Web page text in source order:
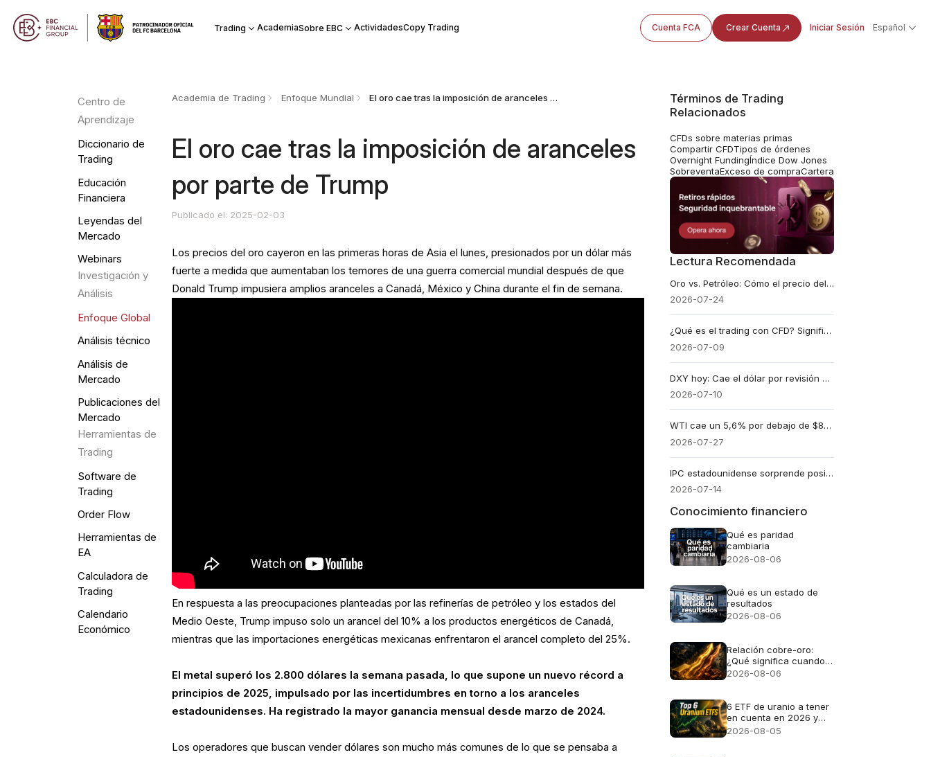
Trading AcademiaSobre EBC ActividadesCopy Trading Cuenta FCA Crear Cuenta Iniciar Sesión Español
Centro de
Aprendizaje
Diccionario de
Trading
Educación
Financiera
Leyendas del
Mercado
Webinars
Investigación y
Análisis
Enfoque Global
Análisis técnico
Análisis de
Mercado
Publicaciones del
Mercado
Herramientas de
Trading
Software de
Trading
Order Flow
Herramientas de
EA
Calculadora de
Trading
Calendario
Económico
Academia de Trading Enfoque Mundial El oro cae tras la imposición de aranceles por parte de Trump
El oro cae tras la imposición de aranceles
por parte de Trump
Publicado el: 2025-02-03
Los precios del oro cayeron en las primeras horas de Asia el lunes, presionados por un dólar más
fuerte a medida que aumentaban los temores de una guerra comercial mundial después de que
Donald Trump impusiera amplios aranceles a Canadá, México y China durante el fin de semana.
En respuesta a las preocupaciones planteadas por las refinerías de petróleo y los estados del
Medio Oeste, Trump impuso solo un arancel del 10% a los productos energéticos de Canadá,
mientras que las importaciones energéticas mexicanas enfrentaron el arancel completo del 25%.
El metal superó los 2.800 dólares la semana pasada, lo que supone un nuevo récord a
principios de 2025, impulsado por las incertidumbres en torno a los aranceles
estadounidenses. Ha registrado la mayor ganancia mensual desde marzo de 2024.
Los operadores que buscan vender dólares son mucho más comunes de lo que se pensaba a
Términos de Trading
Relacionados
CFDs sobre materias primas
Compartir CFDTipos de órdenes
Overnight FundingÍndice Dow Jones
SobreventaExceso de compraCartera
Lectura Recomendada
Oro vs. Petróleo: Cómo el precio del petróleo a 100 dólares impulsó rendimientos y provocó una caída del oro
2026-07-24
¿Qué es el trading con CFD? Significado, funcionamiento, costes, apalancamiento y riesgos
2026-07-09
DXY hoy: Cae el dólar por revisión de tasas, pese a altos rendimientos
2026-07-10
WTI cae un 5,6% por debajo de $85: ¿Qué acciones se benefician?
2026-07-27
IPC estadounidense sorprende positivamente en todas sus lecturas
2026-07-14
Conocimiento financiero
Qué es paridad
cambiaria
2026-08-06
Qué es un estado de
resultados
2026-08-06
Relación cobre-oro:
¿Qué significa cuando
el oro y el cobre suben
2026-08-06
6 ETF de uranio a tener
en cuenta en 2026 y
qué posee realmente
2026-08-05